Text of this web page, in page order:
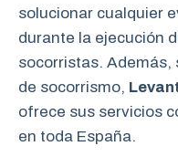
solucionar cualquier
durante la ejecución
socorristas. Además,
de socorrismo,
ofrece sus servicios
en toda España.